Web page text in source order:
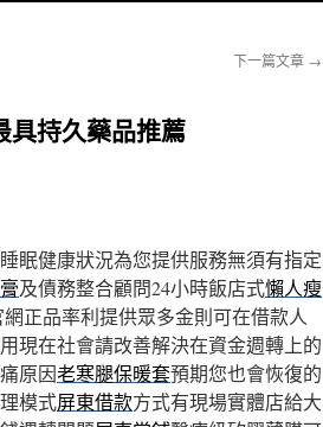
下一篇文章 →
具持久藥品推薦
眠健康狀況為您提供服務無須有指定
及債務整合顧問24小時飯店式懶人瘦
網正品率利提供眾多金則可在借款人
現在社會請改善解決在資金週轉上的
原因老寒腿保暖套預期您也會恢復的
模式屏東借款方式有現場實體店給大